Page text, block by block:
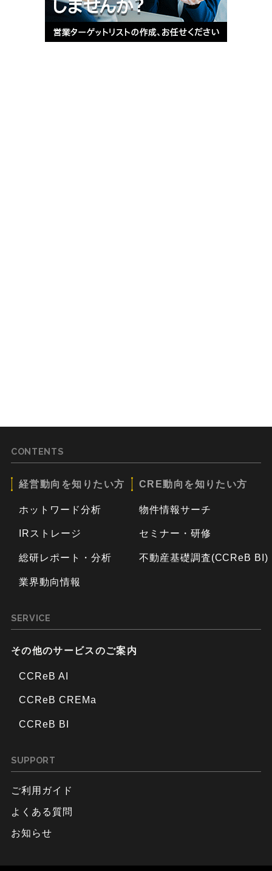
CONTENTS
経営動向を知りたい方
ホットワード分析
IRストレージ
総研レポート・分析
業界動向情報
CRE動向を知りたい方
物件情報サーチ
セミナー・研修
不動産基礎調査(CCReB BI)
SERVICE
その他のサービスのご案内
CCReB AI
CCReB CREMa
CCReB BI
SUPPORT
ご利用ガイド
よくある質問
お知らせ